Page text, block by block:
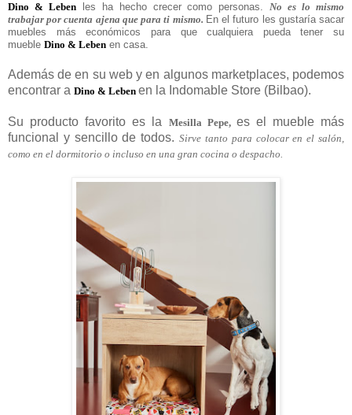
Dino & Lebenles ha hecho crecer como personas.No es lo mismo
trabajar por cuenta ajena que para ti mismo. En el futuro les gustaría sacar
muebles más económicos para que cualquiera pueda tener su
mueble Dino & Leben en casa.
Además de en su web y en algunos marketplaces, podemos
encontrar a Dino & Leben en la Indomable Store (Bilbao).
Su producto favorito es la Mesilla Pepe, es el mueble más
funcional y sencillo de todos.Sirve tanto para colocar en el salón,
como en el dormitorio o incluso en una gran cocina o despacho.